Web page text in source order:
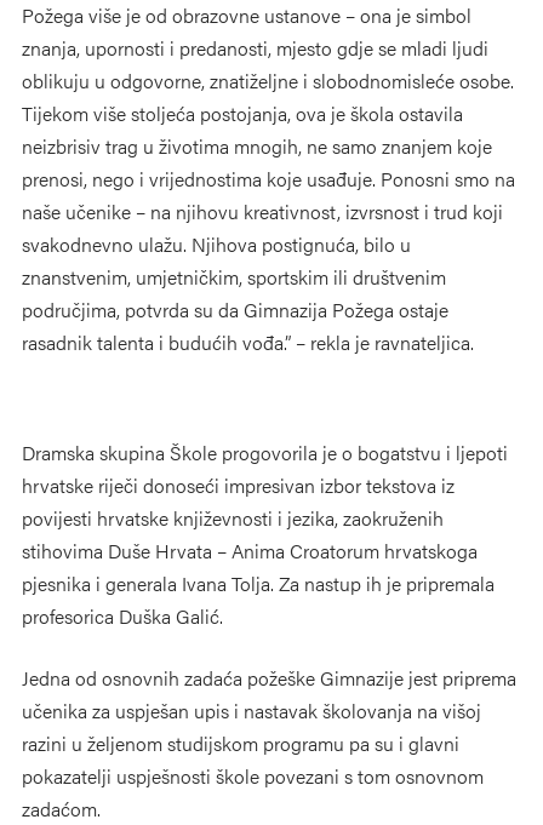
Požega više je od obrazovne ustanove – ona je simbol
znanja, upornosti i predanosti, mjesto gdje se mladi ljudi
oblikuju u odgovorne, znatiželjne i slobodnomisleće osobe.
Tijekom više stoljeća postojanja, ova je škola ostavila
neizbrisiv trag u životima mnogih, ne samo znanjem koje
prenosi, nego i vrijednostima koje usađuje. Ponosni smo na
naše učenike – na njihovu kreativnost, izvrsnost i trud koji
svakodnevno ulažu. Njihova postignuća, bilo u
znanstvenim, umjetničkim, sportskim ili društvenim
područjima, potvrda su da Gimnazija Požega ostaje
rasadnik talenta i budućih vođa.” – rekla je ravnateljica.
Dramska skupina Škole progovorila je o bogatstvu i ljepoti
hrvatske riječi donoseći impresivan izbor tekstova iz
povijesti hrvatske književnosti i jezika, zaokruženih
stihovima Duše Hrvata – Anima Croatorum hrvatskoga
pjesnika i generala Ivana Tolja. Za nastup ih je pripremala
profesorica Duška Galić.
Jedna od osnovnih zadaća požeške Gimnazije jest priprema
učenika za uspješan upis i nastavak školovanja na višoj
razini u željenom studijskom programu pa su i glavni
pokazatelji uspješnosti škole povezani s tom osnovnom
zadaćom.